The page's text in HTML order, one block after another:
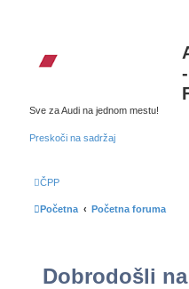
Sve za Audi na jednom mestu!
Preskoči na sadržaj
ČPP
Početna Početna foruma
Dobrodošli